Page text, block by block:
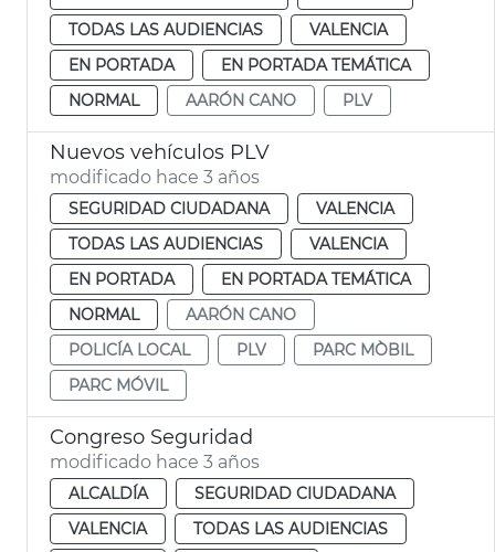
TODAS LAS AUDIENCIAS
VALENCIA
EN PORTADA
EN PORTADA TEMÁTICA
NORMAL
AARÓN CANO PLV
Nuevos vehículos PLV
modificado hace 3 años
SEGURIDAD CIUDADANA
VALENCIA
TODAS LAS AUDIENCIAS
VALENCIA
EN PORTADA
EN PORTADA TEMÁTICA
NORMAL
AARÓN CANO
POLICÍA LOCAL
PLV
PARC MÒBIL
PARC MÓVIL
Congreso Seguridad
modificado hace 3 años
ALCALDÍA
SEGURIDAD CIUDADANA
VALENCIA
TODAS LAS AUDIENCIAS